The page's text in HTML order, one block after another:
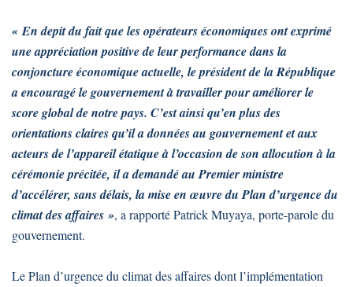
« En depit du fait que les opérateurs économiques ont exprimé
une appréciation positive de leur performance dans la
conjoncture économique actuelle, le président de la République
a encouragé le gouvernement à travailler pour améliorer le
score global de notre pays. C’est ainsi qu’en plus des
orientations claires qu’il a données au gouvernement et aux
acteurs de l’appareil étatique à l’occasion de son allocution à la
cérémonie précitée, il a demandé au Premier ministre
d’accélérer, sans délais, la mise en œuvre du Plan d’urgence du
climat des affaires », a rapporté Patrick Muyaya, porte-parole du
gouvernement.
Le Plan d’urgence du climat des affaires dont l’implémentation